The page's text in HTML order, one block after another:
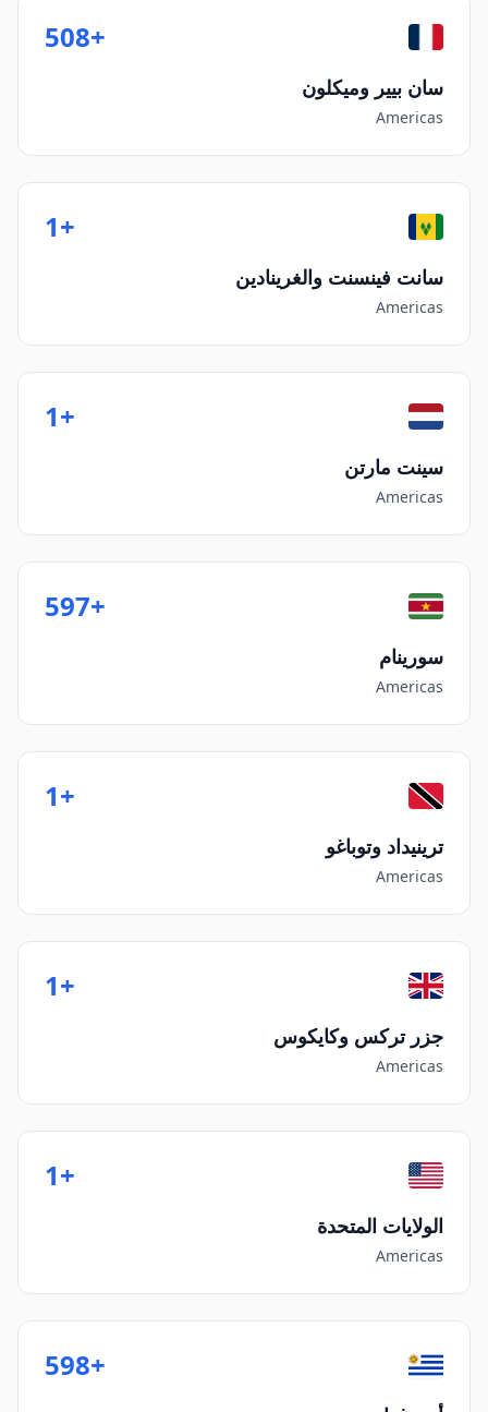
+508
سان بيير وميكلون
Americas
+1
سانت فينسنت والغرينادين
Americas
+1
سينت مارتن
Americas
+597
سورينام
Americas
+1
ترينيداد وتوباغو
Americas
+1
جزر تركس وكايكوس
Americas
+1
الولايات المتحدة
Americas
+598